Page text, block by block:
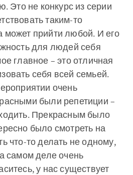
Это не конкурс из серии
таким-то
прийти любой. И его
для людей себя
главное – это отличная
себя всей семьей.
очень
были репетиции –
Прекрасным было
было смотреть на
что-то делать не одному,
самом деле очень
у нас существует